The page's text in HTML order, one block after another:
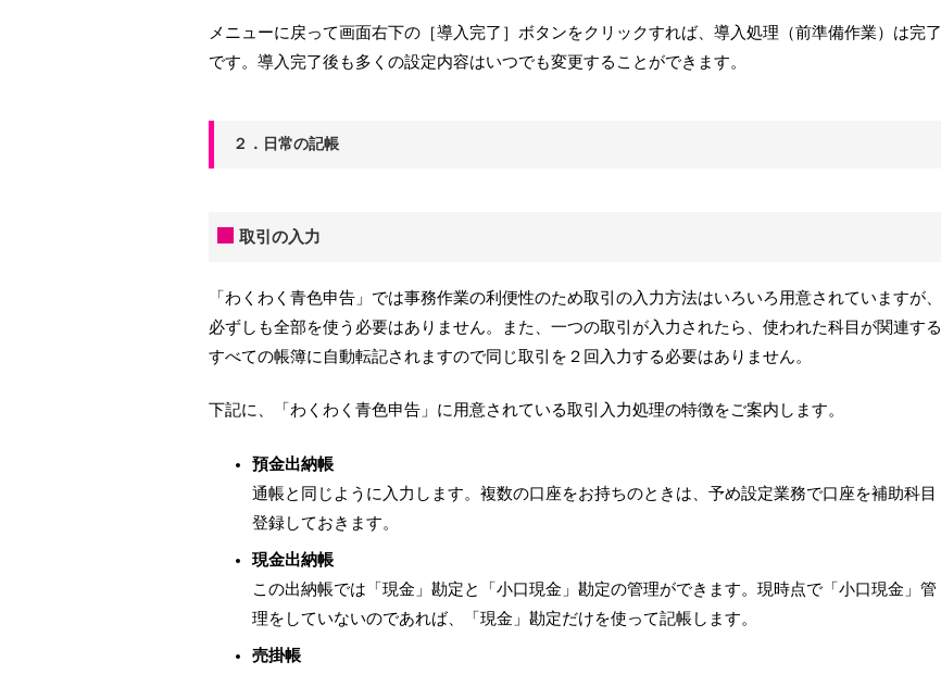
メニューに戻って画面右下の［導入完了］ボタンをクリックすれば、導入処理（前準備作業）は完了
です。導入完了後も多くの設定内容はいつでも変更することができます。
２．日常の記帳
取引の入力
「わくわく青色申告」では事務作業の利便性のため取引の入力方法はいろいろ用意されていますが、
必ずしも全部を使う必要はありません。また、一つの取引が入力されたら、使われた科目が関連する
すべての帳簿に自動転記されますので同じ取引を２回入力する必要はありません。
下記に、「わくわく青色申告」に用意されている取引入力処理の特徴をご案内します。
預金出納帳
通帳と同じように入力します。複数の口座をお持ちのときは、予め設定業務で口座を補助科目
登録しておきます。
現金出納帳
この出納帳では「現金」勘定と「小口現金」勘定の管理ができます。現時点で「小口現金」管
理をしていないのであれば、「現金」勘定だけを使って記帳します。
売掛帳